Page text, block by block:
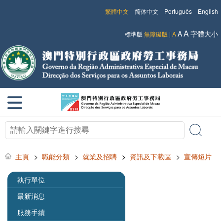
English
Português
简体中文
繁體中文
標準版 無障礙版 | AAA字體大小
主頁 > 職能分類 > 就業及招聘 > 資訊及下載區 > 宣傳短片
執行單位
最新消息
服務手續